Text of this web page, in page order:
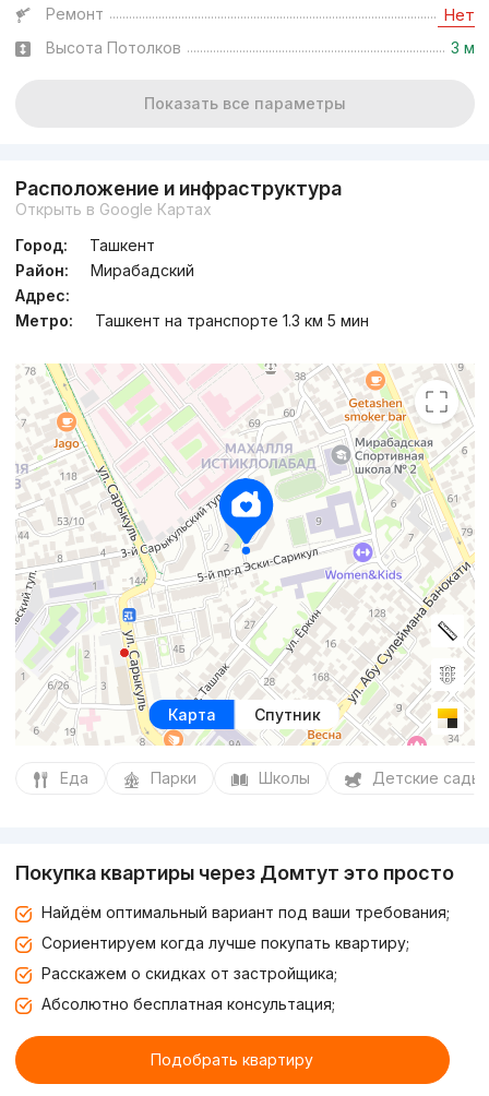
Ремонт Нет
Высота Потолков 3 м
Показать все параметры
Расположение и инфраструктура
Открыть в Google Картах
Город:
Ташкент
Район:
Мирабадский
Адрес:
Метро:
Ташкент на транспорте 1.3 км 5 мин
Карта Спутник
Еда Парки Школы Детские сады
Покупка квартиры через Домтут это просто
Найдём оптимальный вариант под ваши требования;
Сориентируем когда лучше покупать квартиру;
Расскажем о скидках от застройщика;
Абсолютно бесплатная консультация;
Подобрать квартиру